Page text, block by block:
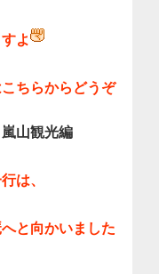
よ
ちらからどうぞ
山観光編
は、
へと向かいました